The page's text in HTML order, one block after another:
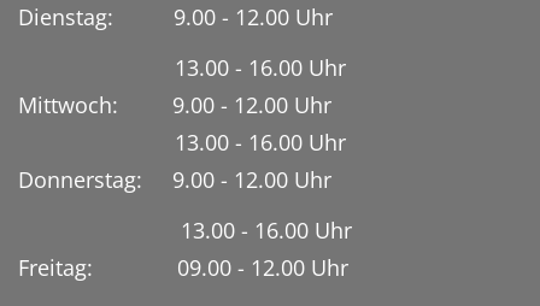
Dienstag:
9.00 - 12.00 Uhr
13.00 - 16.00 Uhr
Mittwoch: 9.00 - 12.00 Uhr
13.00 - 16.00 Uhr
Donnerstag: 9.00 - 12.00 Uhr
13.00 - 16.00 Uhr
Freitag: 09.00 - 12.00 Uhr